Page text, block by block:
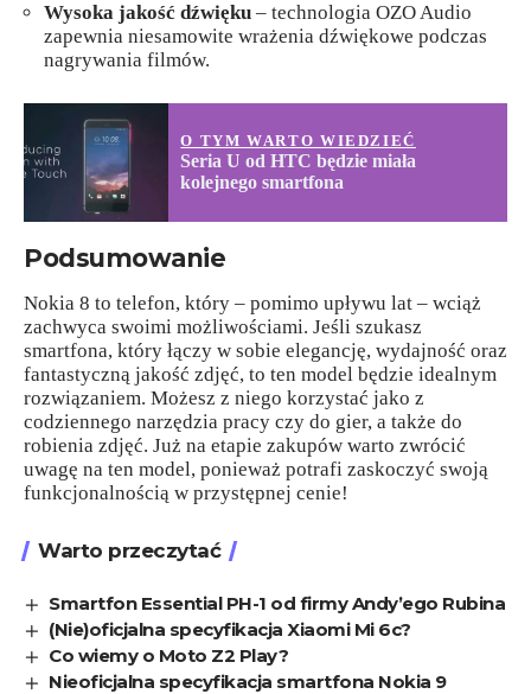
Wysoka jakość dźwięku – technologia OZO Audio
zapewnia niesamowite wrażenia dźwiękowe podczas
nagrywania filmów.
O TYM WARTO WIEDZIEĆ
Seria U od HTC będzie miała
kolejnego smartfona
Podsumowanie
Nokia 8 to telefon, który – pomimo upływu lat – wciąż
zachwyca swoimi możliwościami. Jeśli szukasz
smartfona, który łączy w sobie elegancję, wydajność oraz
fantastyczną jakość zdjęć, to ten model będzie idealnym
rozwiązaniem. Możesz z niego korzystać jako z
codziennego narzędzia pracy czy do gier, a także do
robienia zdjęć. Już na etapie zakupów warto zwrócić
uwagę na ten model, ponieważ potrafi zaskoczyć swoją
funkcjonalnością w przystępnej cenie!
Warto przeczytać
Smartfon Essential PH-1 od firmy Andy’ego Rubina
(Nie)oficjalna specyfikacja Xiaomi Mi 6c?
Co wiemy o Moto Z2 Play?
Nieoficjalna specyfikacja smartfona Nokia 9